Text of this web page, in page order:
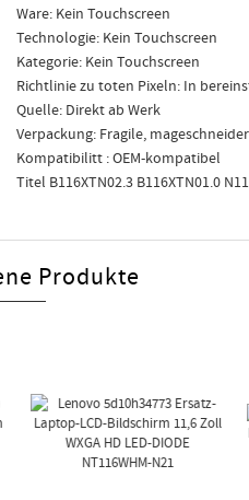
Ware: Kein Touchscreen
Technologie: Kein Touchscreen
Kategorie: Kein Touchscreen
Richtlinie zu toten Pixeln: In
Quelle: Direkt ab Werk
Verpackung: Fragile,
Kompatibilitt : OEM-kompatibel
Titel B116XTN02.3 B116XTN01.0
Produkte